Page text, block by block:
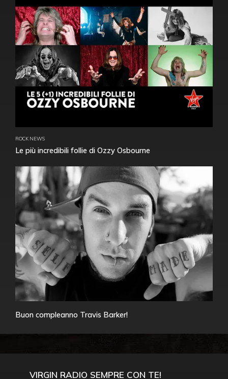
ROCK NEWS
Le più incredibili follie di Ozzy Osbourne
Buon compleanno Travis Barker!
VIRGIN RADIO SEMPRE CON TE!